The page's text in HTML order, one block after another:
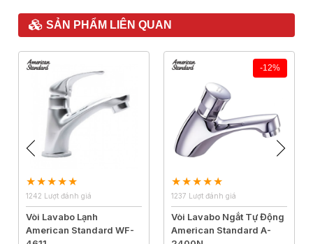
SẢN PHẨM LIÊN QUAN
1242 Lượt đánh giá
Vòi Lavabo Lạnh
American Standard WF-
-12%
1237 Lượt đánh giá
Vòi Lavabo Ngắt Tự Động
American Standard A-